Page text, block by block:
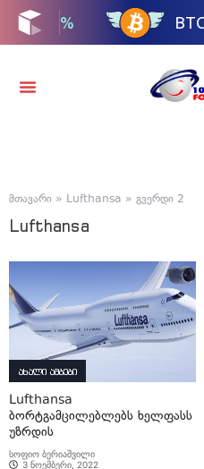
მთავარი » Lufthansa » გვერდი 2
Lufthansa
ახალი ამბები
Lufthansa
ბორტგამცილებლებს ხელფასს
უზრდის
სოფიო ბერიაშვილი
3 ნოემბერი, 2022